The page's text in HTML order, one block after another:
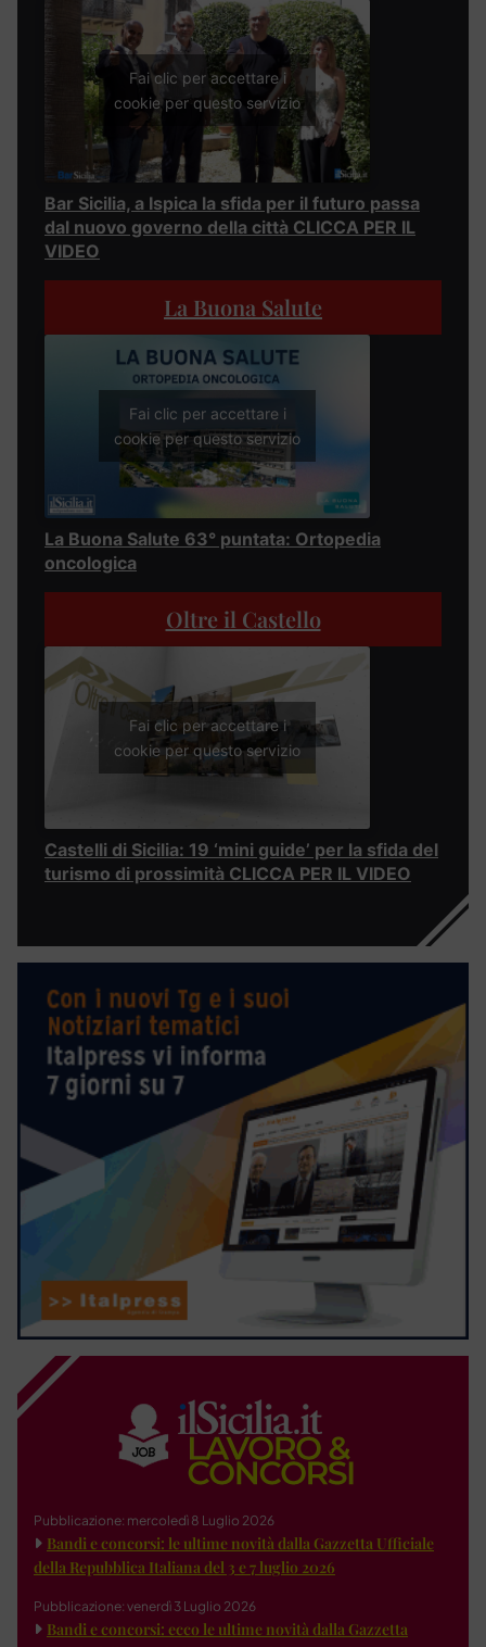
Fai clic per accettare i
cookie per questo servizio
Bar Sicilia, a Ispica la sfida per il futuro passa
dal nuovo governo della città CLICCA PER IL
VIDEO
La Buona Salute
Fai clic per accettare i
cookie per questo servizio
La Buona Salute 63° puntata: Ortopedia
oncologica
Oltre il Castello
Fai clic per accettare i
cookie per questo servizio
Castelli di Sicilia: 19 ‘mini guide’ per la sfida del
turismo di prossimità CLICCA PER IL VIDEO
Pubblicazione: mercoledì 8 Luglio 2026
Bandi e concorsi: le ultime novità dalla Gazzetta Ufficiale
della Repubblica Italiana del 3 e 7 luglio 2026
Pubblicazione: venerdì 3 Luglio 2026
Bandi e concorsi: ecco le ultime novità dalla Gazzetta